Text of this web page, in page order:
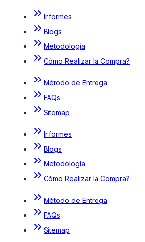
Informes
Blogs
Metodología
Cómo Realizar la Compra?
Método de Entrega
FAQs
Sitemap
Informes
Blogs
Metodología
Cómo Realizar la Compra?
Método de Entrega
FAQs
Sitemap